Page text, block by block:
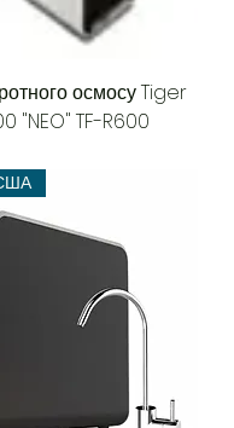
осмосу Tiger
"NEO" TF-R600